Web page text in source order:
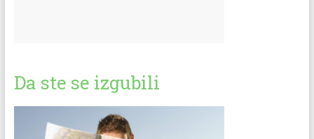
Da ste se izgubili